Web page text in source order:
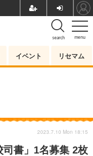
menu
search
イベント リセマム
書」1名募集 2枚
2023.7.10 Mon 18:15